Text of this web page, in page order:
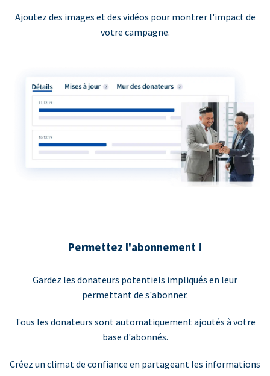
Ajoutez des images et des vidéos pour montrer l'impact de
votre campagne.
Permettez l'abonnement !
Gardez les donateurs potentiels impliqués en leur
permettant de s'abonner.
Tous les donateurs sont automatiquement ajoutés à votre
base d'abonnés.
Créez un climat de confiance en partageant les informations